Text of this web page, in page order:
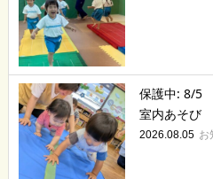
保護中: 8/5
室内あそび
2026.08.05 お